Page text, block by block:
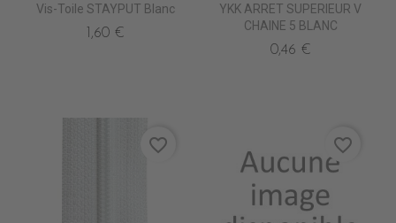
Vis-Toile STAYPUT Blanc
1,60 €
YKK ARRET SUPERIEUR V
CHAINE 5 BLANC
0,46 €
favorite_border favorite_border